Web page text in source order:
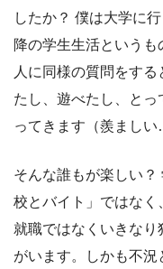
したか？ 僕は大学に
降の学生生活という
人に同様の質問をす
たし、遊べたし、と
ってきます（羨まし
そんな誰もが楽しい
校とバイト」ではな
就職ではなくいきな
がいます。しかも不